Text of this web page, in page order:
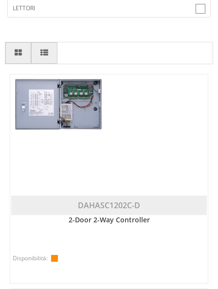
LETTORI
DAHASC1202C-D
2-Door 2-Way Controller
Disponibilità: